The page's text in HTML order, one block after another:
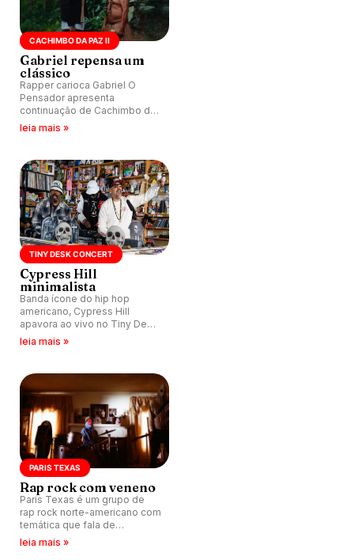
CACHIMBO DA PAZ II
Gabriel repensa um
clássico
Rapper carioca Gabriel O
Pensador apresenta
continuação de Cachimbo da
Paz com participação de Lulu
leia mais »
TINY DESK CONCERT
Cypress Hill
minimalista
Banda ícone do hip hop
americano, Cypress Hill
apavora ao vivo no Tiny Desk
Concert com alguns dos
leia mais »
PARIS TEXAS
Rap rock com veneno
Paris Texas é um grupo de
rap rock norte-americano com
temática que fala de
violência, drogas e racismo.
leia mais »